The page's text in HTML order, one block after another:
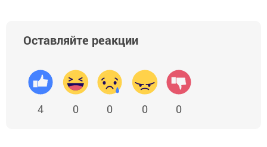
Оставляйте реакции
4 0 0 0 0